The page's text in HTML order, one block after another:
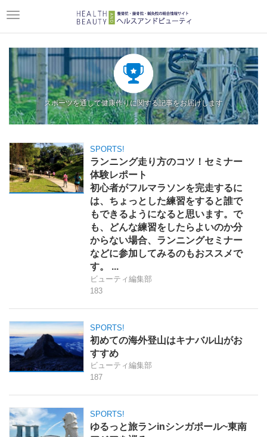
Toggle
スポーツを通して健康作りに関する記事をお届けします
SPORTS!
ランニング走り方のコツ！セミナー
体験レポート
初心者がフルマラソンを完走するに
は、ちょっとした練習をすると誰で
もできるようになると思います。で
も、どんな練習をしたらよいのか分
からない場合、ランニングセミナー
などに参加してみるのもおススメで
す。 ...
ビューティ編集部
183
SPORTS!
初めての海外登山はキナバル山がお
すすめ
ビューティ編集部
187
SPORTS!
ゆるっと旅ランinシンガポール~東南